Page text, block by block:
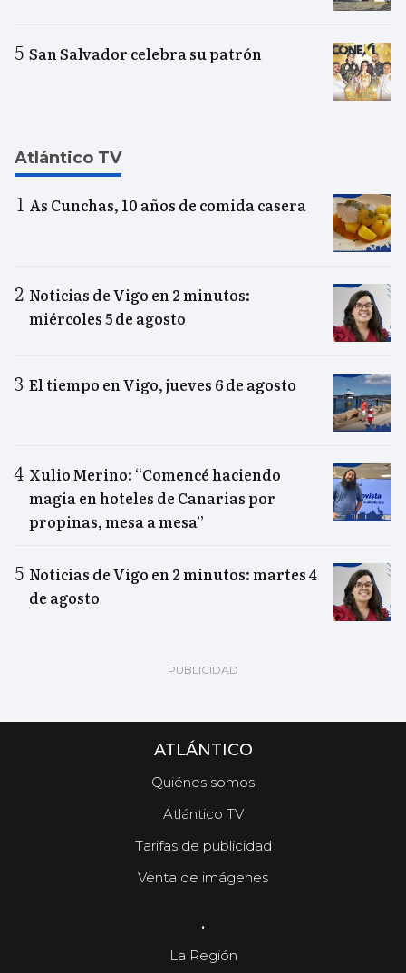
San Salvador celebra su patrón
Atlántico TV
As Cunchas, 10 años de comida casera
Noticias de Vigo en 2 minutos:
miércoles 5 de agosto
El tiempo en Vigo, jueves 6 de agosto
Xulio Merino: “Comencé haciendo
magia en hoteles de Canarias por
propinas, mesa a mesa”
Noticias de Vigo en 2 minutos: martes 4
de agosto
ATLÁNTICO
Quiénes somos
Atlántico TV
Tarifas de publicidad
Venta de imágenes
.
La Región